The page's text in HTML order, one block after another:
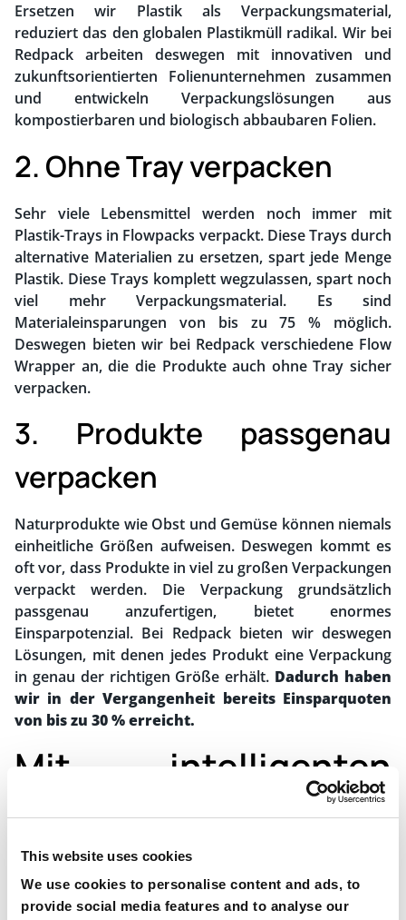
This website uses cookies
We use cookies to personalise content and ads, to
provide social media features and to analyse our
Ersetzen wir Plastik als Verpackungsmaterial,
reduziert das den globalen Plastikmüll radikal. Wir bei
Redpack arbeiten deswegen mit innovativen und
zukunftsorientierten Folienunternehmen zusammen
und entwickeln Verpackungslösungen aus
kompostierbaren und biologisch abbaubaren Folien.
2. Ohne Tray verpacken
Sehr viele Lebensmittel werden noch immer mit
Plastik-Trays in Flowpacks verpackt. Diese Trays durch
alternative Materialien zu ersetzen, spart jede Menge
Plastik. Diese Trays komplett wegzulassen, spart noch
viel mehr Verpackungsmaterial. Es sind
Materialeinsparungen von bis zu 75 % möglich.
Deswegen bieten wir bei Redpack verschiedene Flow
Wrapper an, die die Produkte auch ohne Tray sicher
verpacken.
3. Produkte passgenau
verpacken
Naturprodukte wie Obst und Gemüse können niemals
einheitliche Größen aufweisen. Deswegen kommt es
oft vor, dass Produkte in viel zu großen Verpackungen
verpackt werden. Die Verpackung grundsätzlich
passgenau anzufertigen, bietet enormes
Einsparpotenzial. Bei Redpack bieten wir deswegen
Lösungen, mit denen jedes Produkt eine Verpackung
in genau der richtigen Größe erhält. Dadurch haben
wir in der Vergangenheit bereits Einsparquoten
von bis zu 30 % erreicht.
Mit intelligenten
Innovationen
Verpackungsmüll
reduzieren